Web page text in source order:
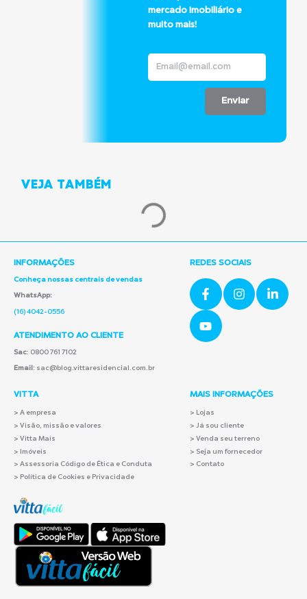
mercado imobiliário e
muito mais!
Enviar
VEJA TAMBÉM
INFORMAÇÕES
Conheça nossas centrais de vendas
WhatsApp:
(16) 4042-0556
ATENDIMENTO AO CLIENTE
Sac: 0800 761 7102
Email : sac@blog.vittaresidencial.com.br
VITTA
> A empresa
> Visão, missão e valores
> Vitta Mais
> Imóveis
> Assessoria Código de Ética e Conduta
> Política de Cookies e Privacidade
MAIS INFORMAÇÕES
> Lojas
> Já sou cliente
> Venda seu terreno
> Seja um fornecedor
> Contato
REDES SOCIAIS